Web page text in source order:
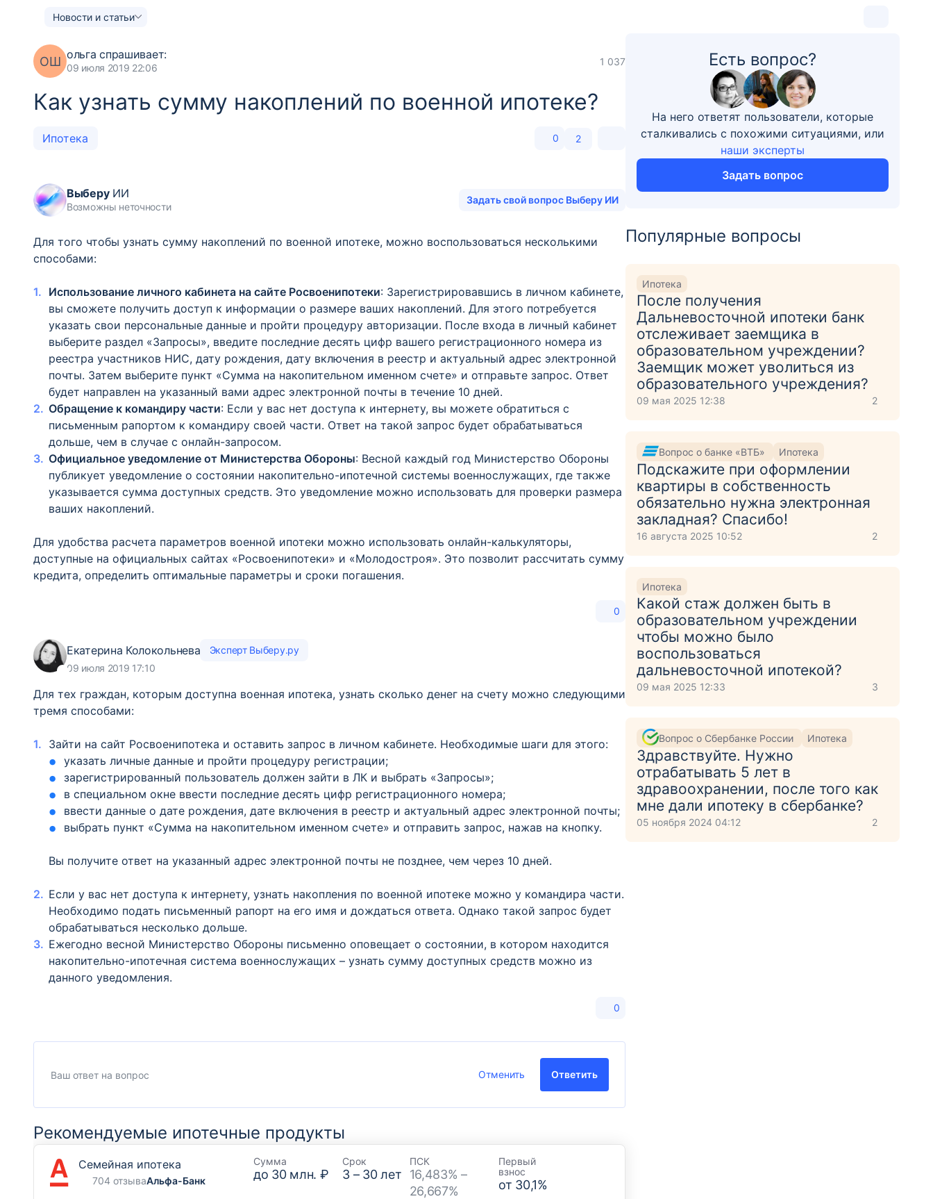
Новости и статьи
ОШ ольга спрашивает:
09 июля 2019 22:06
1 037
Как узнать сумму накоплений по военной ипотеке?
Ипотека 0 2
ВыберуИИ
Возможны неточности
Задать свой вопрос Выберу ИИ
Для того чтобы узнать сумму накоплений по военной ипотеке, можно воспользоваться несколькими
способами:
Использование личного кабинета на сайте Росвоенипотеки: Зарегистрировавшись в личном кабинете,
вы сможете получить доступ к информации о размере ваших накоплений. Для этого потребуется
указать свои персональные данные и пройти процедуру авторизации. После входа в личный кабинет
выберите раздел «Запросы», введите последние десять цифр вашего регистрационного номера из
реестра участников НИС, дату рождения, дату включения в реестр и актуальный адрес электронной
почты. Затем выберите пункт «Сумма на накопительном именном счете» и отправьте запрос. Ответ
будет направлен на указанный вами адрес электронной почты в течение 10 дней.
Обращение к командиру части: Если у вас нет доступа к интернету, вы можете обратиться с
письменным рапортом к командиру своей части. Ответ на такой запрос будет обрабатываться
дольше, чем в случае с онлайн-запросом.
Официальное уведомление от Министерства Обороны: Весной каждый год Министерство Обороны
публикует уведомление о состоянии накопительно-ипотечной системы военнослужащих, где также
указывается сумма доступных средств. Это уведомление можно использовать для проверки размера
ваших накоплений.
Для удобства расчета параметров военной ипотеки можно использовать онлайн-калькуляторы,
доступные на официальных сайтах «Росвоенипотеки» и «Молодостроя». Это позволит рассчитать сумму
кредита, определить оптимальные параметры и сроки погашения.
0
Екатерина Колокольнева
Эксперт Выберу.ру
09 июля 2019 17:10
Для тех граждан, которым доступна военная ипотека, узнать сколько денег на счету можно следующими
тремя способами:
Зайти на сайт Росвоенипотека и оставить запрос в личном кабинете. Необходимые шаги для этого:
указать личные данные и пройти процедуру регистрации;
зарегистрированный пользователь должен зайти в ЛК и выбрать «Запросы»;
в специальном окне ввести последние десять цифр регистрационного номера;
ввести данные о дате рождения, дате включения в реестр и актуальный адрес электронной почты;
выбрать пункт «Сумма на накопительном именном счете» и отправить запрос, нажав на кнопку.
Вы получите ответ на указанный адрес электронной почты не позднее, чем через 10 дней.
Если у вас нет доступа к интернету, узнать накопления по военной ипотеке можно у командира части.
Необходимо подать письменный рапорт на его имя и дождаться ответа. Однако такой запрос будет
обрабатываться несколько дольше.
Ежегодно весной Министерство Обороны письменно оповещает о состоянии, в котором находится
накопительно-ипотечная система военнослужащих – узнать сумму доступных средств можно из
данного уведомления.
0
Отменить Ответить
Рекомендуемые ипотечные продукты
Семейная ипотека
704 отзываАльфа-Банк
Сумма
до 30 млн. ₽
Срок
3 – 30лет
ПСК
16,483% –
26,667%
Первый
взнос
от 30,1%
Есть вопрос?
На него ответят пользователи, которые
сталкивались с похожими ситуациями, или
наши эксперты
Задать вопрос
Популярные вопросы
Ипотека
После получения
Дальневосточной ипотеки банк
отслеживает заемщика в
образовательном учреждении?
Заемщик может уволиться из
образовательного учреждения?
09 мая 2025 12:38 2
Вопрос о банке «ВТБ» Ипотека
Подскажите при оформлении
квартиры в собственность
обязательно нужна электронная
закладная? Спасибо!
16 августа 2025 10:52 2
Ипотека
Какой стаж должен быть в
образовательном учреждении
чтобы можно было
воспользоваться
дальневосточной ипотекой?
09 мая 2025 12:33 3
Вопрос о Сбербанке России Ипотека
Здравствуйте. Нужно
отрабатывать 5 лет в
здравоохранении, после того как
мне дали ипотеку в сбербанке?
05 ноября 2024 04:12 2